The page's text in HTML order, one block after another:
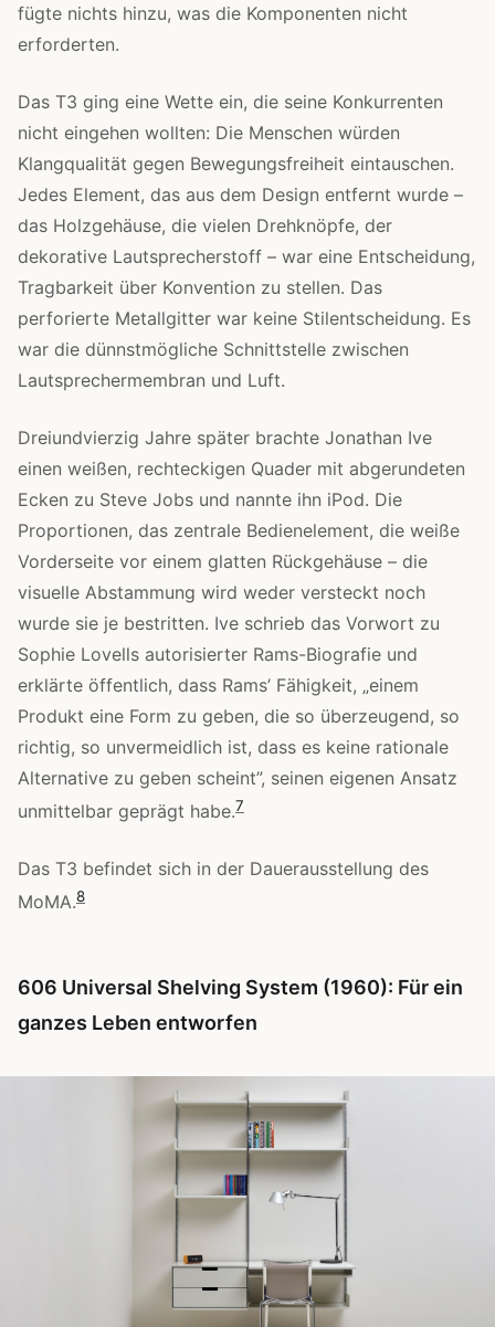
fügte nichts hinzu, was die Komponenten nicht
erforderten.
Das T3 ging eine Wette ein, die seine Konkurrenten
nicht eingehen wollten: Die Menschen würden
Klangqualität gegen Bewegungsfreiheit eintauschen.
Jedes Element, das aus dem Design entfernt wurde –
das Holzgehäuse, die vielen Drehknöpfe, der
dekorative Lautsprecherstoff – war eine Entscheidung,
Tragbarkeit über Konvention zu stellen. Das
perforierte Metallgitter war keine Stilentscheidung. Es
war die dünnstmögliche Schnittstelle zwischen
Lautsprechermembran und Luft.
Dreiundvierzig Jahre später brachte Jonathan Ive
einen weißen, rechteckigen Quader mit abgerundeten
Ecken zu Steve Jobs und nannte ihn iPod. Die
Proportionen, das zentrale Bedienelement, die weiße
Vorderseite vor einem glatten Rückgehäuse – die
visuelle Abstammung wird weder versteckt noch
wurde sie je bestritten. Ive schrieb das Vorwort zu
Sophie Lovells autorisierter Rams-Biografie und
erklärte öffentlich, dass Rams’ Fähigkeit, „einem
Produkt eine Form zu geben, die so überzeugend, so
richtig, so unvermeidlich ist, dass es keine rationale
Alternative zu geben scheint”, seinen eigenen Ansatz
unmittelbar geprägt habe.7
Das T3 befindet sich in der Dauerausstellung des
MoMA.8
606 Universal Shelving System (1960): Für ein
ganzes Leben entworfen